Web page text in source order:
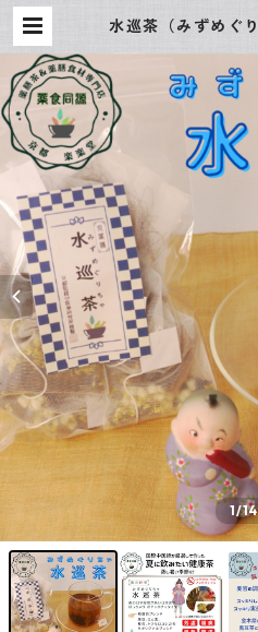
水巡茶（みずめぐ
1/14